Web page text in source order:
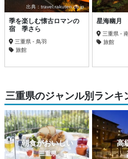
出典：travel.rakuten.co.jp
季を楽しむ懐古ロマンの
宿 季さら
三重県 - 鳥羽
旅館
星海幽月
三重県 -
旅館
三重県のジャンル別ランキ
朝食がおいしい
三重県
高